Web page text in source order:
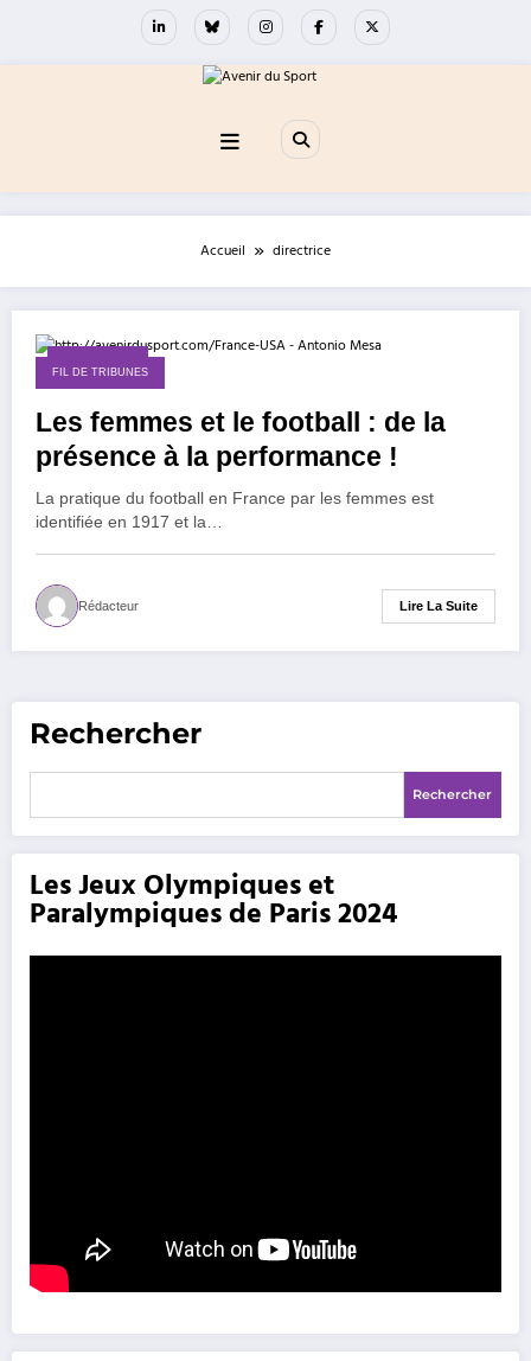
Accueil directrice
10 mai 2014
FIL DE TRIBUNES
Les femmes et le football : de la
présence à la performance !
La pratique du football en France par les femmes est
identifiée en 1917 et la…
Rédacteur Lire La Suite
Rechercher
Rechercher
Les Jeux Olympiques et
Paralympiques de Paris 2024